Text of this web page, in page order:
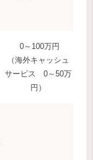
0～100万円
（海外キャッシュ
サービス 0～50万
円）